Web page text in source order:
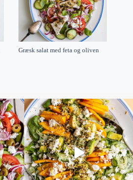
Græsk salat med feta og oliven